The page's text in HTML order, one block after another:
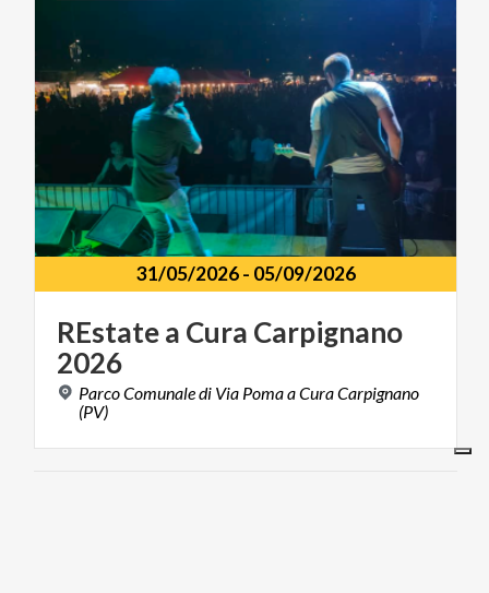
31/05/2026- 05/09/2026
REstatea Cura Carpignano
2026
Parco Comunale di Via Poma a Cura Carpignano
(PV)